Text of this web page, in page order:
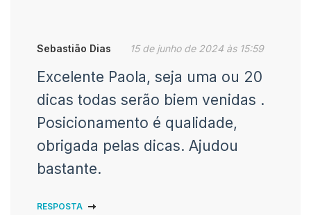
Sebastião Dias 15 de junho de 2024 às 15:59
Excelente Paola, seja uma ou 20
dicas todas serão biem venidas .
Posicionamento é qualidade,
obrigada pelas dicas. Ajudou
bastante.
RESPOSTA